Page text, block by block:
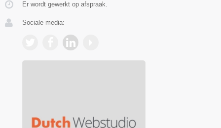
Er wordt gewerkt op afspraak.
Sociale media: